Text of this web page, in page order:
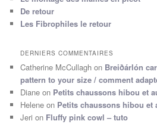
De retour
Les Fibrophiles le retour
DERNIERS COMMENTAIRES
Catherine McCullagh on Breiðárlón
pattern to your size / comment
Diane on Petits chaussons hibou et
Helene on Petits chaussons hibou et
Jeri on Fluffy pink cowl – tuto